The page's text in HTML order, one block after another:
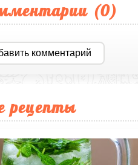
(0)
комментарий
рецепты